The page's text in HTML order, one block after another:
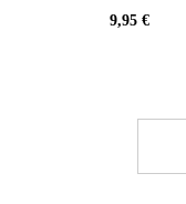
9,95 €